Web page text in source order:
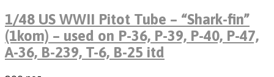
1/48 US WWII Pitot Tube – “Shark-fin”
(1kom) – used on P-36, P-39, P-40, P-47,
A-36, B-239, T-6, B-25 itd